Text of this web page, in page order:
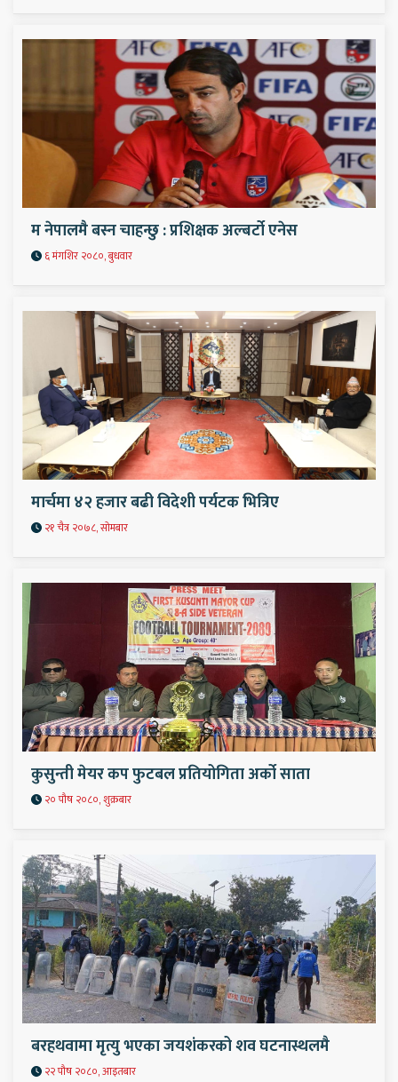
म नेपालमै बस्न चाहन्छु : प्रशिक्षक अल्बर्टो एनेस
६ मंगशिर २०८०, बुधवार
मार्चमा ४२ हजार बढी विदेशी पर्यटक भित्रिए
२१ चैत्र २०७८, सोमबार
कुसुन्ती मेयर कप फुटबल प्रतियोगिता अर्को साता
२० पौष २०८०, शुक्रबार
बरहथवामा मृत्यु भएका जयशंकरको शव घटनास्थलमै
२२ पौष २०८०, आइतबार